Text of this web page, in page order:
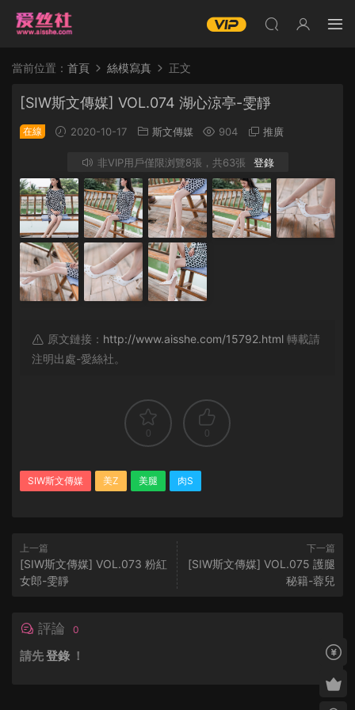
當前位置： 首頁 絲模寫真 正文
[SIW斯文傳媒] VOL.074 湖心涼亭-雯靜
在線 2020-10-17 斯文傳媒 904 推廣
非VIP用戶僅限浏覽8張，共63張 登錄
原文鏈接： http://www.aisshe.com/15792.html 轉載請
注明出處-愛絲社。
0 0
SIW斯文傳媒 美Z 美腿 肉S
上一篇
[SIW斯文傳媒] VOL.073 粉紅
女郎-雯靜
下一篇
[SIW斯文傳媒] VOL.075 護腿
秘籍-蓉兒
評論 0
請先登錄 ！